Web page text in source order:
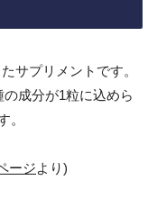
サプリメントです。
成分が1粒に込めら
。
ージより)